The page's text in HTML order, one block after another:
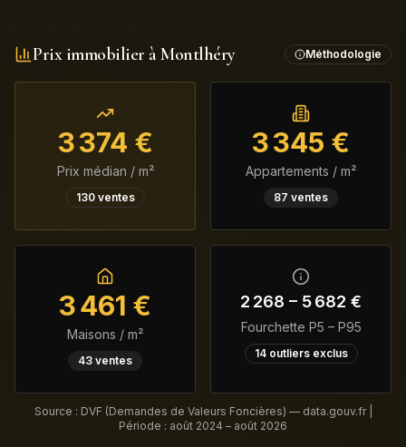
Prix immobilier àMontlhéry Méthodologie
3 374 €
Prix médian / m²
130ventes
3 345 €
Appartements / m²
87 ventes
3 461 €
Maisons / m²
43 ventes
2 268 – 5 682 €
Fourchette P5 – P95
14outliers exclus
Source : DVF (Demandes de Valeurs Foncières) — data.gouv.fr |
Période : août 2024 – août 2026